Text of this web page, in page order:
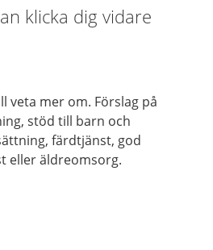
klicka dig vidare
veta mer om. Förslag på
stöd till barn och
, färdtjänst, god
elleräldreomsorg.